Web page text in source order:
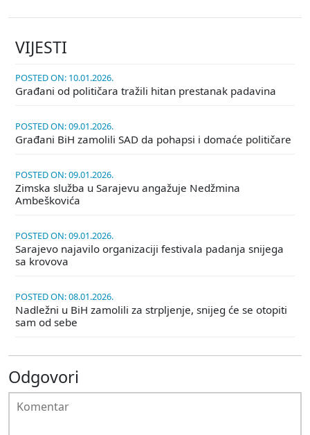
VIJESTI
POSTED ON: 10.01.2026.
Građani od političara tražili hitan prestanak padavina
POSTED ON: 09.01.2026.
Građani BiH zamolili SAD da pohapsi i domaće političare
POSTED ON: 09.01.2026.
Zimska služba u Sarajevu angažuje Nedžmina
Ambeškovića
POSTED ON: 09.01.2026.
Sarajevo najavilo organizaciji festivala padanja snijega
sa krovova
POSTED ON: 08.01.2026.
Nadležni u BiH zamolili za strpljenje, snijeg će se otopiti
sam od sebe
Odgovori